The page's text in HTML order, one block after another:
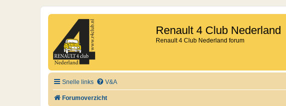
Renault 4 Club Nederland
Renault 4 Club Nederland forum
Snelle links V&A
Forumoverzicht